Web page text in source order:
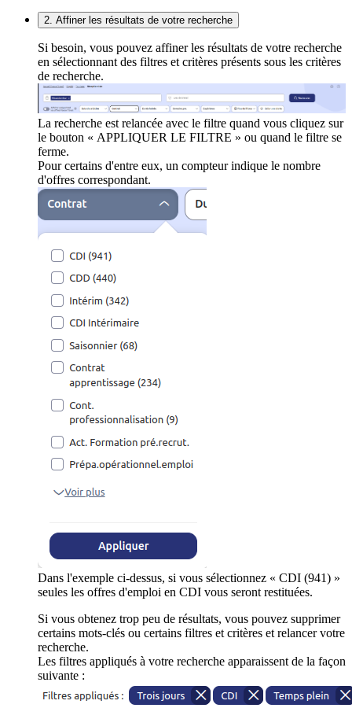
2. Affiner les résultats de votre recherche
Si besoin, vous pouvez affiner les résultats de votre recherche
en sélectionnant des filtres et critères présents sous les critères
de recherche.
La recherche est relancée avec le filtre quand vous cliquez sur
le bouton « APPLIQUER LE FILTRE » ou quand le filtre se
ferme.
Pour certains d'entre eux, un compteur indique le nombre
d'offres correspondant.
Dans l'exemple ci-dessus, si vous sélectionnez « CDI (941) »
seules les offres d'emploi en CDI vous seront restituées.
Si vous obtenez trop peu de résultats, vous pouvez supprimer
certains mots-clés ou certains filtres et critères et relancer votre
recherche.
Les filtres appliqués à votre recherche apparaissent de la façon
suivante :